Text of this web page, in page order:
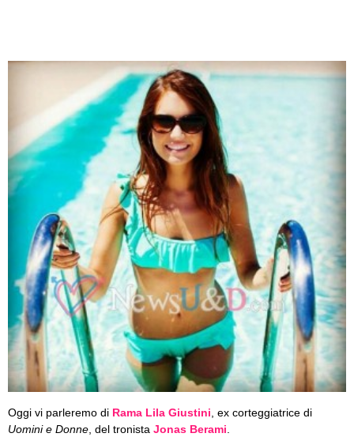
Oggi vi parleremo di Rama Lila Giustini, ex corteggiatrice di
Uomini e Donne, del tronista Jonas Berami.